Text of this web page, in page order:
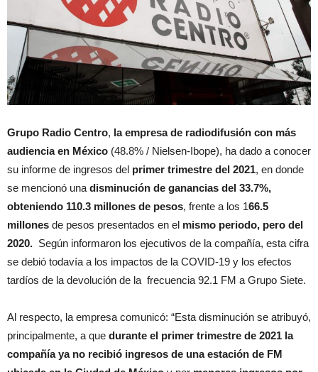
Grupo Radio Centro, la empresa de radiodifusión con más
audiencia en México (48.8% / Nielsen-Ibope), ha dado a conocer
su informe de ingresos del primer trimestre del 2021, en donde
se mencionó una disminución de ganancias del 33.7%,
obteniendo 110.3 millones de pesos, frente a los 166.5
millones de pesos presentados en el mismo periodo, pero del
2020. Según informaron los ejecutivos de la compañía, esta cifra
se debió todavía a los impactos de la COVID-19 y los efectos
tardíos de la devolución de la frecuencia 92.1 FM a Grupo Siete.
Al respecto, la empresa comunicó: “Esta disminución se atribuyó,
principalmente, a que durante el primer trimestre de 2021 la
compañía ya no recibió ingresos de una estación de FM